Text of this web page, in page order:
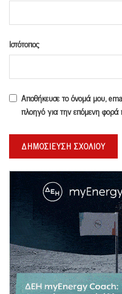
Ιστότοπος
Αποθήκευσε το όνομά μου,
πλοηγό για την επόμενη φορά